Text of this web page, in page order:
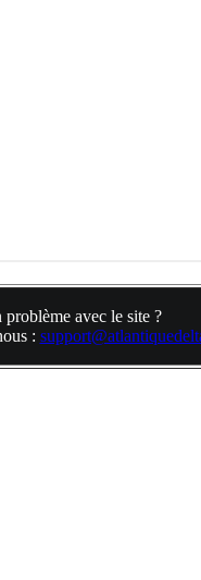
problème avec le site ?
: